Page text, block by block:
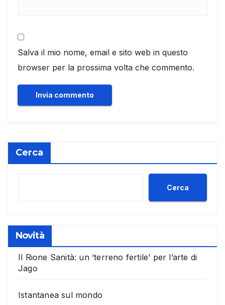
Salva il mio nome, email e sito web in questo
browser per la prossima volta che commento.
Cerca
Cerca
Novità
Il Rione Sanità: un ‘terreno fertile’ per l’arte di
Jago
Istantanea sul mondo